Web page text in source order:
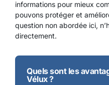
informations pour mieux
pouvons protéger et
question non abordée ici,
directement.
Quels sont les
Vélux ?